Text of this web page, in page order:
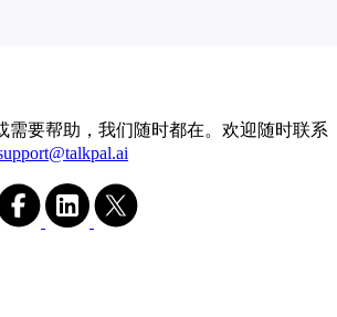
需要帮助，我们随时都在。欢迎随时联系